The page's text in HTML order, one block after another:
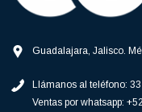
Guadalajara, Jalisco.
Llámanos al teléfono:
Ventas por whatsapp: